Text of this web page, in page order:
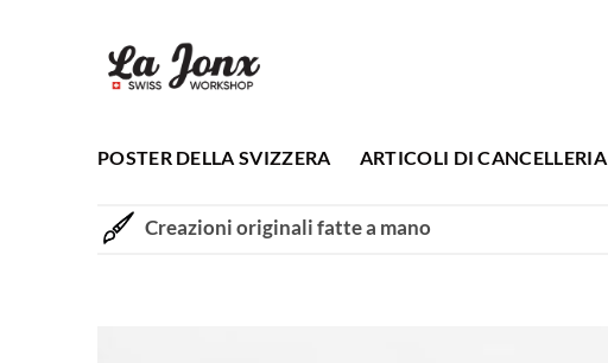
POSTER DELLA SVIZZERA ARTICOLI DI CANCELLERIA
Creazioni originali fatte a mano